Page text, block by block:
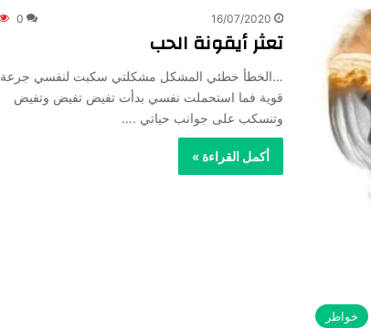
خواطر
16/07/2020
0
تعثر أيقونة الحب
…الخطأ خطئي المشكل مشكلتي سكبت لنفسي جرعة
قوية فما استحملت نفسي بدأت تفيض تفيض وتفيض
وتنسكب على جوانب حياتي .…
أكمل القراءة »